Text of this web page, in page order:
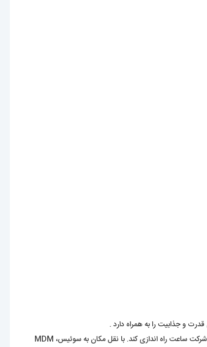
کارلو کروکو ​​یکی از فرزندان سلسله گروه بیندا ایتالیا که بیشتر به خاطر ساخت ساعت‌های بریل شناخته می‌شود، این شرکت را در سال 1976 ترک کرد تا یک شرکت ساعت راه اندازی کند. با نقل مکان به سوئیس، MDM